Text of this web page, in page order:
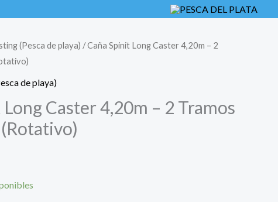
(Pesca de playa) / Caña Spinit Long Caster 4,20m – 2
de playa)
Caster 4,20m – 2 Tramos